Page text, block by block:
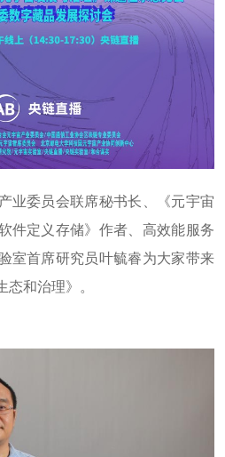
业委员会联席秘书长、《元宇宙
件定义存储》作者、高效能服务
室首席研究员叶毓睿为大家带来
和治理》。